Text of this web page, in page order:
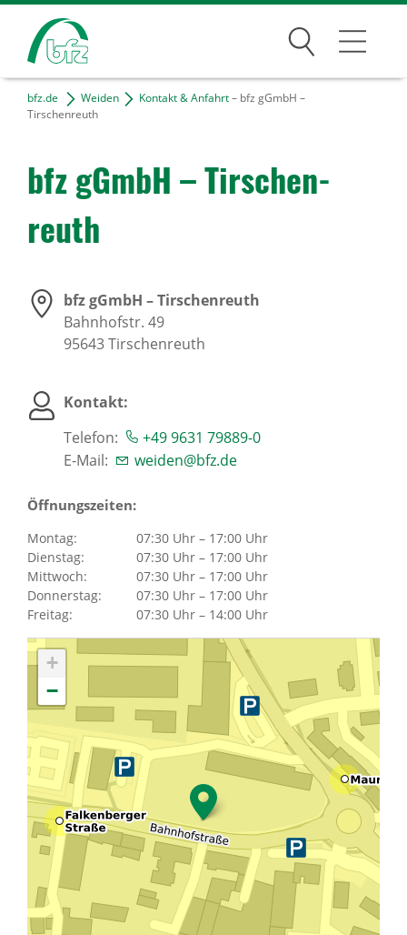
Suchen
Weiden
Über den Standort
Unser Team
Kontakt & Anfahrt
Freie Tätigkeiten
Bildungsangebote
Für Unternehmen
Karriere
Standorte
Presse
News Archiv
bfz.de Weiden Kontakt & Anfahrt– bfz gGmbH –
Tirschenreuth
bfz gGmbH – Tirschen­
reuth
bfz gGmbH – Tirschenreuth
Bahnhofstr. 49
95643Tirschenreuth
Kontakt:
Telefon:
+49 9631 79889-0
E-Mail:
weiden@bfz.de
Öffnungszeiten:
Montag:
07:30 Uhr – 17:00 Uhr
Dienstag:
07:30 Uhr – 17:00 Uhr
Mittwoch:
07:30 Uhr – 17:00 Uhr
Donnerstag:
07:30 Uhr – 17:00 Uhr
Freitag:
07:30 Uhr – 14:00 Uhr
+
−